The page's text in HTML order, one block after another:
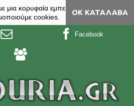
μια κορυφαία εμπειρία, στο site
cookies.
ΟΚ ΚΑΤΆΛΑΒΑ
Facebook